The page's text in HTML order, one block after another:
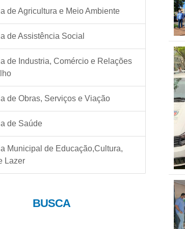
de Agricultura e Meio Ambiente
de Assistência Social
de Industria, Comércio e Relações
de Obras, Serviços e Viação
de Saúde
Municipal de Educação,Cultura,
Lazer
BUSCA